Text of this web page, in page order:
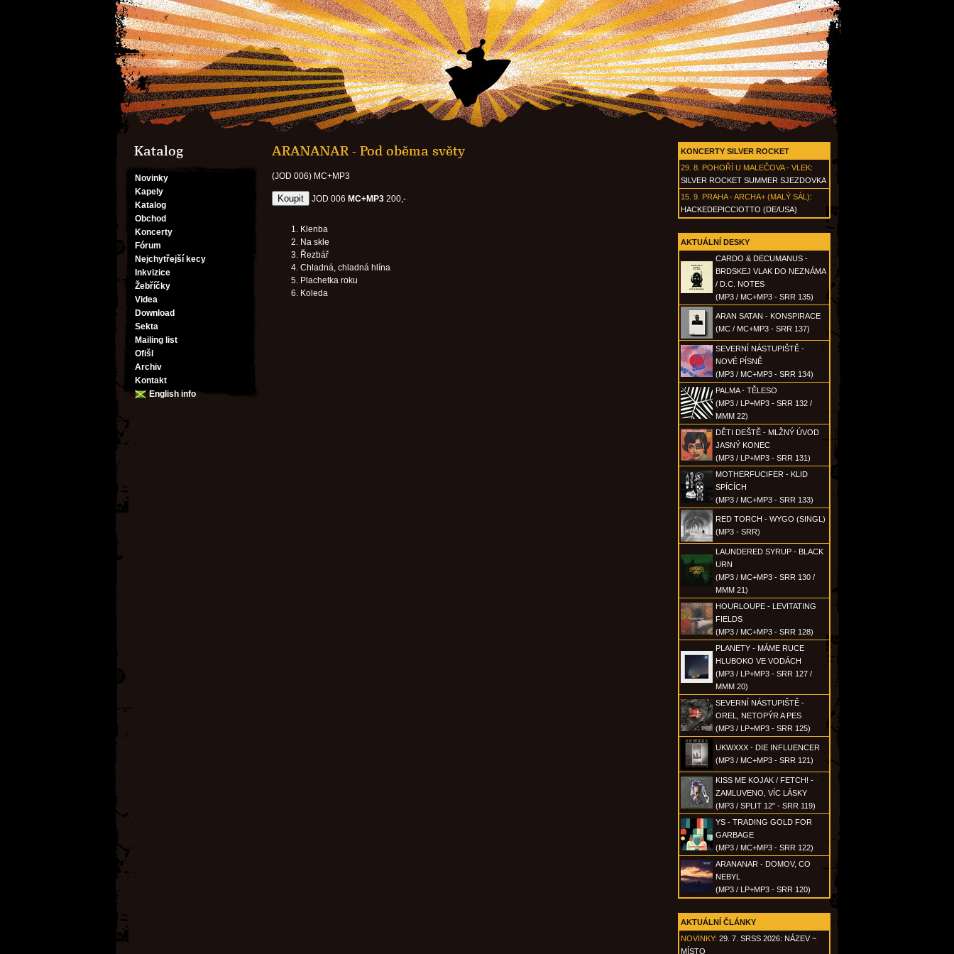
Katalog
Novinky
Kapely
Katalog
Obchod
Koncerty
Fórum
Nejchytřejší kecy
Inkvizice
Žebříčky
Videa
Download
Sekta
Mailing list
Ofišl
Archiv
Kontakt
English info
KONCERTY SILVER ROCKET
29. 8. POHOŘÍ U MALEČOVA - VLEK:
SILVER ROCKET SUMMER SJEZDOVKA
15. 9. PRAHA - ARCHA+ (MALÝ SÁL):
HACKEDEPICCIOTTO (DE/USA)
AKTUÁLNÍ DESKY
CARDO & DECUMANUS -
BRDSKEJ VLAK DO NEZNÁMA
/ D.C. NOTES
(MP3 / MC+MP3 - SRR 135)
ARAN SATAN - KONSPIRACE
(MC / MC+MP3 - SRR 137)
SEVERNÍ NÁSTUPIŠTĚ -
NOVÉ PÍSNĚ
(MP3 / MC+MP3 - SRR 134)
PALMA - TĚLESO
(MP3 / LP+MP3 - SRR 132 /
MMM 22)
DĚTI DEŠTĚ - MLŽNÝ ÚVOD
JASNÝ KONEC
(MP3 / LP+MP3 - SRR 131)
MOTHERFUCIFER - KLID
SPÍCÍCH
(MP3 / MC+MP3 - SRR 133)
RED TORCH - WYGO (SINGL)
(MP3 - SRR)
LAUNDERED SYRUP - BLACK
URN
(MP3 / MC+MP3 - SRR 130 /
MMM 21)
HOURLOUPE - LEVITATING
FIELDS
(MP3 / MC+MP3 - SRR 128)
PLANETY - MÁME RUCE
HLUBOKO VE VODÁCH
(MP3 / LP+MP3 - SRR 127 /
MMM 20)
SEVERNÍ NÁSTUPIŠTĚ -
OREL, NETOPÝR A PES
(MP3 / LP+MP3 - SRR 125)
UKWXXX - DIE INFLUENCER
(MP3 / MC+MP3 - SRR 121)
KISS ME KOJAK / FETCH! -
ZAMLUVENO, VÍC LÁSKY
(MP3 / SPLIT 12" - SRR 119)
YS - TRADING GOLD FOR
GARBAGE
(MP3 / MC+MP3 - SRR 122)
ARANANAR - DOMOV, CO
NEBYL
(MP3 / LP+MP3 - SRR 120)
AKTUÁLNÍ ČLÁNKY
NOVINKY: 29. 7. SRSS 2026: NÁZEV ~
MÍSTO
ARANANAR - Pod oběma světy
(JOD 006) MC+MP3
JOD 006 MC+MP3 200,-
Klenba
Na skle
Řezbář
Chladná, chladná hlína
Plachetka roku
Koleda